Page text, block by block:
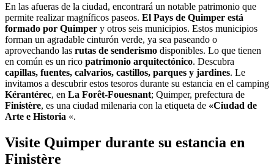
En las afueras de la ciudad, encontrará un notable patrimonio que
permite realizar magníficos paseos. El Pays de Quimper está
formado por Quimper y otros seis municipios. Estos municipios
forman un agradable cinturón verde, ya sea paseando o
aprovechando las rutas de senderismo disponibles. Lo que tienen
en común es un rico patrimonio arquitectónico. Descubra
capillas, fuentes, calvarios, castillos, parques y jardines. Le
invitamos a descubrir estos tesoros durante su estancia en el camping
Kérantérec, en La Forêt-Fouesnant; Quimper, prefectura de
Finistère, es una ciudad milenaria con la etiqueta de «Ciudad de
Arte e Historia «.
Visite Quimper durante su estancia en
Finistère